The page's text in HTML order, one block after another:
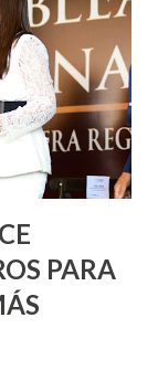
Octubre, con
se
de la
Septiembre, en
comunidad
PARA